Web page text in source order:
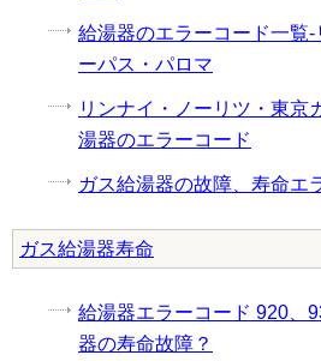
給湯器のエラーコード一覧
ーパス・パロマ
リンナイ・ノーリツ・東京
湯器のエラーコード
ガス給湯器の故障、寿命エ
ガス給湯器寿命
給湯器エラーコード 920、
器の寿命故障？